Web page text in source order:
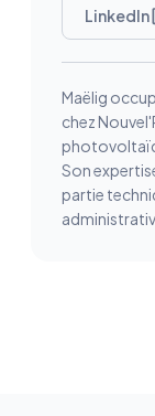
LinkedIn
Maëlig
chez
Son
partie